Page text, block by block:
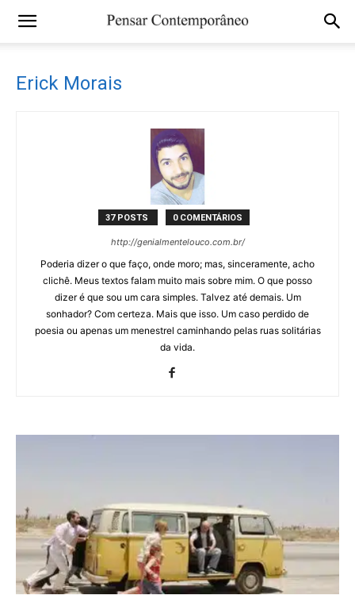
Erick Morais
37 POSTS 0 COMENTÁRIOS
http://genialmentelouco.com.br/
Poderia dizer o que faço, onde moro; mas, sinceramente, acho
clichê. Meus textos falam muito mais sobre mim. O que posso
dizer é que sou um cara simples. Talvez até demais. Um
sonhador? Com certeza. Mais que isso. Um caso perdido de
poesia ou apenas um menestrel caminhando pelas ruas solitárias
da vida.